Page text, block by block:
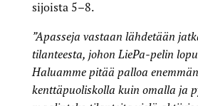
sijoista 5–8.
”Apasseja vastaan lähdetään
tilanteesta, johon LiePa-pelin
Haluamme pitää palloa enemmän
kenttäpuoliskolla kuin omalla ja